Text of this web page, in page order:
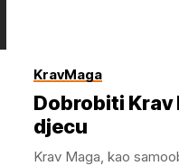
KravMaga
Dobrobiti Krav
djecu
Krav Maga, kao